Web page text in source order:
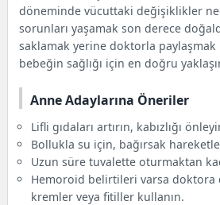
döneminde vücuttaki değişiklikler
sorunları yaşamak son derece
saklamak yerine doktorla
bebeğin sağlığı için en doğru
Anne Adaylarına Öneriler
Lifli gıdaları artırın, kabızlığı
Bollukla su için, bağırsak
Uzun süre tuvalette oturmaktan
Hemoroid belirtileri varsa doktora
kremler veya fitiller kullanın.